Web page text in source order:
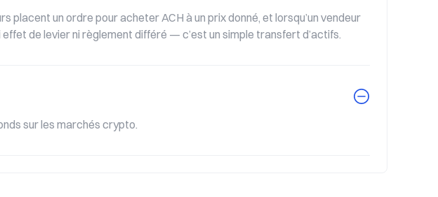
un ordre pour acheter ACH à un prix donné, et lorsqu’un vendeur
de levier ni règlement différé — c’est un simple transfert d’actifs.
sur les marchés crypto.